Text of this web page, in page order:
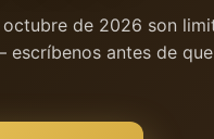
de 2026 son
antes de